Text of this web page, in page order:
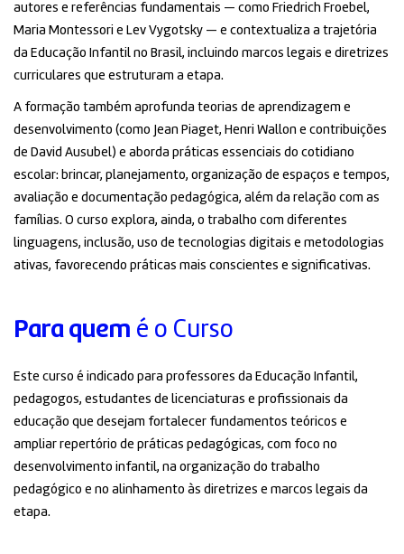
autores e referências fundamentais — como Friedrich Froebel,
Maria Montessori e Lev Vygotsky — e contextualiza a trajetória
da Educação Infantil no Brasil, incluindo marcos legais e diretrizes
curriculares que estruturam a etapa.
A formação também aprofunda teorias de aprendizagem e
desenvolvimento (como Jean Piaget, Henri Wallon e contribuições
de David Ausubel) e aborda práticas essenciais do cotidiano
escolar: brincar, planejamento, organização de espaços e tempos,
avaliação e documentação pedagógica, além da relação com as
famílias. O curso explora, ainda, o trabalho com diferentes
linguagens, inclusão, uso de tecnologias digitais e metodologias
ativas, favorecendo práticas mais conscientes e significativas.
Para quem é o Curso
Este curso é indicado para professores da Educação Infantil,
pedagogos, estudantes de licenciaturas e profissionais da
educação que desejam fortalecer fundamentos teóricos e
ampliar repertório de práticas pedagógicas, com foco no
desenvolvimento infantil, na organização do trabalho
pedagógico e no alinhamento às diretrizes e marcos legais da
etapa.